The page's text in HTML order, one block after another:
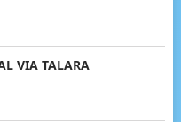
VIA TALARA